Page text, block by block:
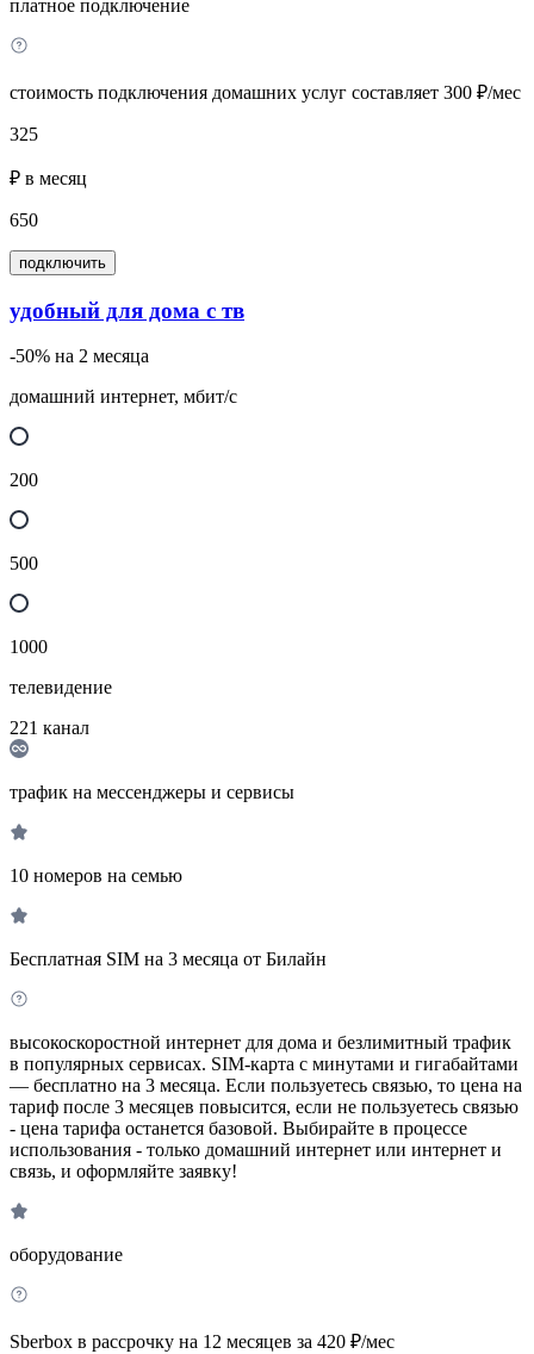
платное подключение
стоимость подключения домашних услуг составляет 300 ₽/мес
325
₽ в месяц
650
подключить
удобный для дома с тв
-50% на 2 месяца
домашний интернет, мбит/с
200
500
1000
телевидение
221 канал
трафик на мессенджеры и сервисы
10 номеров на семью
Бесплатная SIM на 3 месяца от Билайн
высокоскоростной интернет для дома и безлимитный трафик
в популярных сервисах. SIM-карта с минутами и гигабайтами
— бесплатно на 3 месяца. Если пользуетесь связью, то цена на
тариф после 3 месяцев повысится, если не пользуетесь связью
- цена тарифа останется базовой. Выбирайте в процессе
использования - только домашний интернет или интернет и
связь, и оформляйте заявку!
оборудование
Sberbox в рассрочку на 12 месяцев за 420 ₽/мес